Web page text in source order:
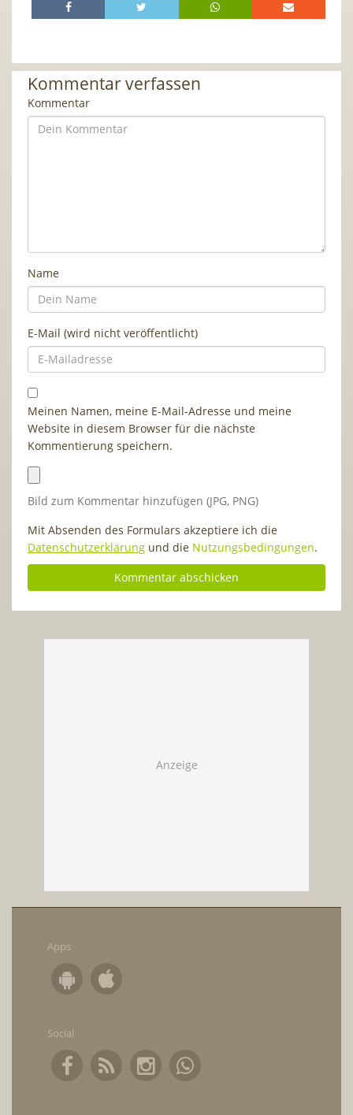
Kommentar verfassen
Kommentar
Name
E-Mail (wird nicht veröffentlicht)
Meinen Namen, meine E-Mail-Adresse und meine
Website in diesem Browser für die nächste
Kommentierung speichern.
Bild zum Kommentar hinzufügen (JPG, PNG)
Mit Absenden des Formulars akzeptiere ich die
Datenschutzerklärung und die Nutzungsbedingungen.
Apps
Social